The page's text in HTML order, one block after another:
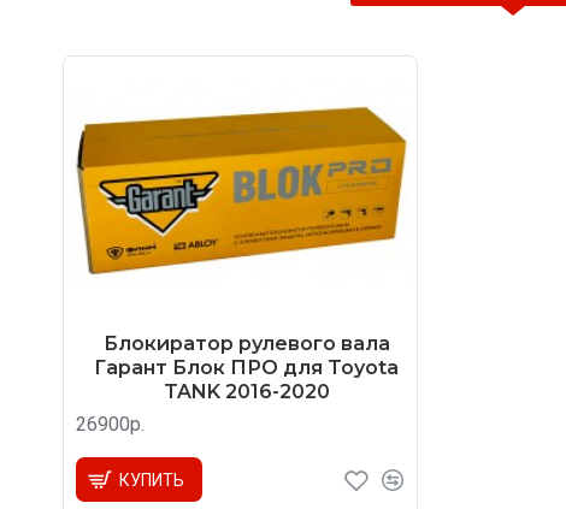
Блокиратор рулевого вала
Гарант Блок ПРО для Toyota
TANK 2016-2020
26900р.
КУПИТЬ